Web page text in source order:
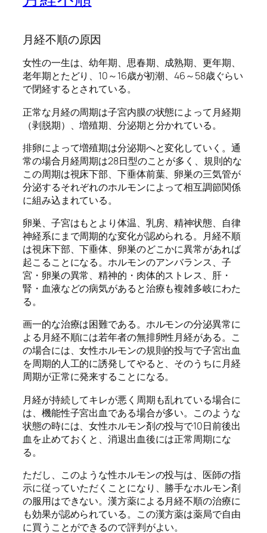
月経不順の原因
女性の一生は、幼年期、思春期、成熟期、更年期、
老年期とたどり、10～16歳が初潮、46～58歳ぐらい
で閉経するとされている。
正常な月経の周期は子宮内膜の状態によって月経期
（剥脱期）、増殖期、分泌期と分かれている。
排卵によって増殖期は分泌期へと変化していく。通
常の場合月経周期は28日型のことが多く、規則的な
この周期は視床下部、下垂体前葉、卵巣の三気管が
分泌するそれぞれのホルモンによって相互調節関係
に組み込まれている。
卵巣、子宮はもとより体温、乳房、精神状態、自律
神経系にまで周期的な変化が認められる。月経不順
は視床下部、下垂体、卵巣のどこかに異常があれば
起こることになる。ホルモンのアンバランス、子
宮・卵巣の異常、精神的・肉体的ストレス、肝・
腎・血液などの病気があると治療も複雑多岐にわた
る。
画一的な治療は困難である。ホルモンの分泌異常に
よる月経不順には若年者の無排卵性月経がある。こ
の場合には、女性ホルモンの規則的投与で子宮出血
を周期的人工的に誘発してやると、そのうちに月経
周期が正常に発来することになる。
月経が持続してキレが悪く周期も乱れている場合に
は、機能性子宮出血である場合が多い。このような
状態の時には、女性ホルモン剤の投与で10日前後出
血を止めておくと、消退出血後には正常周期にな
る。
ただし、このような性ホルモンの投与は、医師の指
示に従っていただくことになり、勝手なホルモン剤
の服用はできない。漢方薬による月経不順の治療に
も効果が認められている。この漢方薬は薬局で自由
に買うことができるので評判がよい。